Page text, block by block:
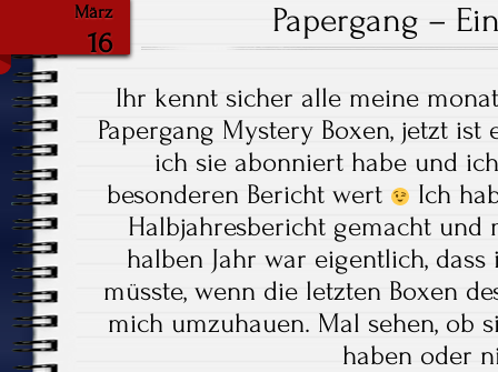
März
16
Papergang –
Ihr kennt sicher alle meine
Papergang Mystery Boxen, jetzt ist
ich sie abonniert habe und
besonderen Bericht wert
Ich
Halbjahresbericht gemacht und
halben Jahr war eigentlich,
müsste, wenn die letzten Boxen
mich umzuhauen. Mal sehen, ob
haben oder